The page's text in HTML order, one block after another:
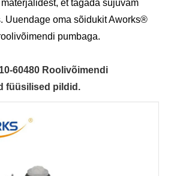
et tagada sujuvam
Uuendage oma sõidukit Aworks®
pumbaga.
60480 Roolivõimendi
füüsilised pildid.